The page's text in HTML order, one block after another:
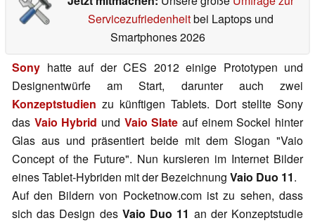
Servicezufriedenheitbei Laptops und
Smartphones 2026
Sony hatte auf der CES 2012 einige Prototypen und
Designentwürfe am Start, darunter auch zwei
Konzeptstudien zu künftigen Tablets. Dort stellte Sony
das Vaio Hybrid und Vaio Slate auf einem Sockel hinter
Glas aus und präsentiert beide mit dem Slogan "Vaio
Concept of the Future". Nun kursieren im Internet Bilder
eines Tablet-Hybriden mit der Bezeichnung Vaio Duo 11.
Auf den Bildern von Pocketnow.com ist zu sehen, dass
sich das Design des Vaio Duo 11 an der Konzeptstudie